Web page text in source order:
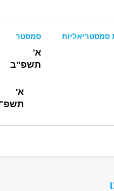
סמסטריאליות סמסטר
א'
תשפ"ב
א'